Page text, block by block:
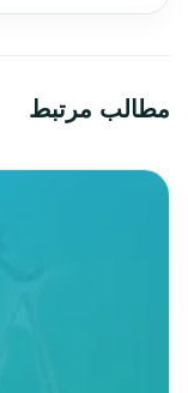
مطالب مرتبط